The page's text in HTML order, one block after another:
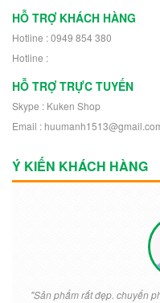
HỖ TRỢ KHÁCH HÀNG
Hotline : 0949 854 380
Hotline :
HỖ TRỢ TRỰC TUYẾN
Skype : Kuken Shop
Email :
Ý KIẾN KHÁCH HÀNG
"Sản phẩm rất đẹp. chuyển